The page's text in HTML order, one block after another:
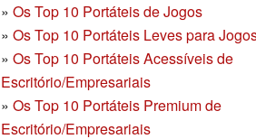
» Os Top 10 Portáteis de Jogos
» Os Top 10 Portáteis Leves para
» Os Top 10 Portáteis Acessíveis de
Escritório/Empresariais
» Os Top 10 Portáteis Premium de
Escritório/Empresariais